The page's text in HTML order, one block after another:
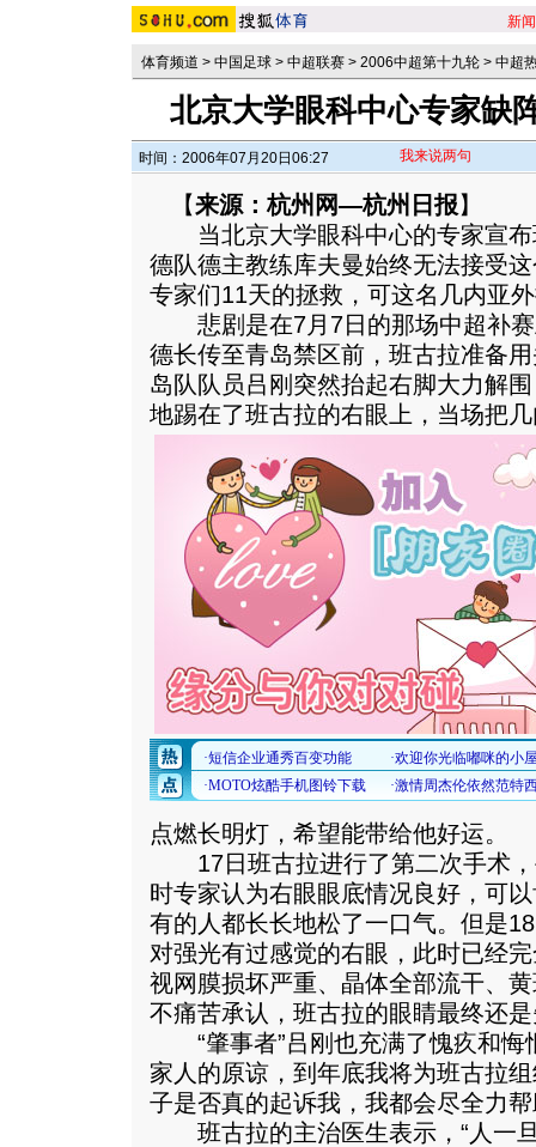
新闻
体育频道 > 中国足球 > 中超联赛 > 2006中超第十九轮 > 中超
北京大学眼科中心专家缺
时间：2006年07月20日06:27 我来说两句
【来源：杭州网—杭州日报】
当北京大学眼科中心的专家宣布
德队德主教练库夫曼始终无法接受
专家们11天的拯救，可这名几内亚
悲剧是在7月7日的那场中超补赛
德长传至青岛禁区前，班古拉准备
岛队队员吕刚突然抬起右脚大力解
地踢在了班古拉的右眼上，当场把
点燃长明灯，希望能带给他好运。
17日班古拉进行了第二次手术，
时专家认为右眼眼底情况良好，可
有的人都长长地松了一口气。但是
对强光有过感觉的右眼，此时已经
视网膜损坏严重、晶体全部流干、
不痛苦承认，班古拉的眼睛最终还
“肇事者”吕刚也充满了愧疚和悔
家人的原谅，到年底我将为班古拉
子是否真的起诉我，我都会尽全力
班古拉的主治医生表示，“人一